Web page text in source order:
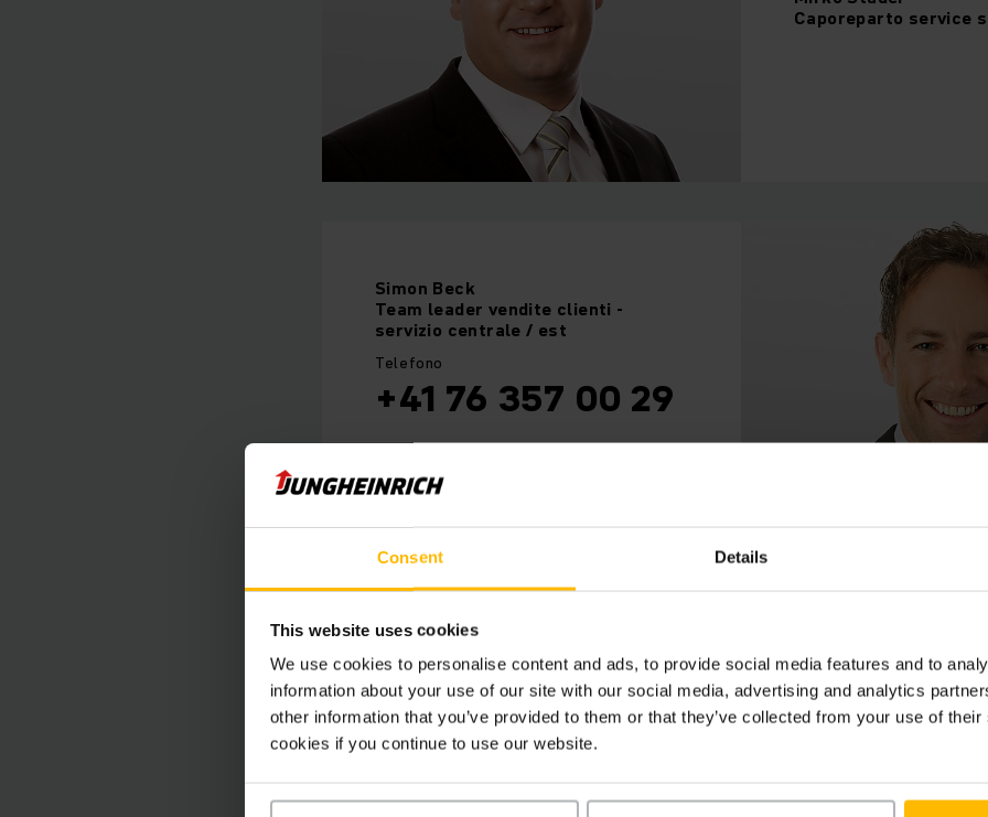
Consent Details
This website uses cookies
We use cookies to personalise content and ads, to provide social media features and to
information about your use of our site with our social media, advertising and analytics
other information that you’ve provided to them or that they’ve collected from your use of
cookies if you continue to use our website.
Caporeparto service
Simon Beck
Team leader vendite clienti -
servizio centrale / est
Telefono
+41 76 357 00 29
PER CONTATTARCI
Roger Häfeli
Vendita e assistenza
Telefono